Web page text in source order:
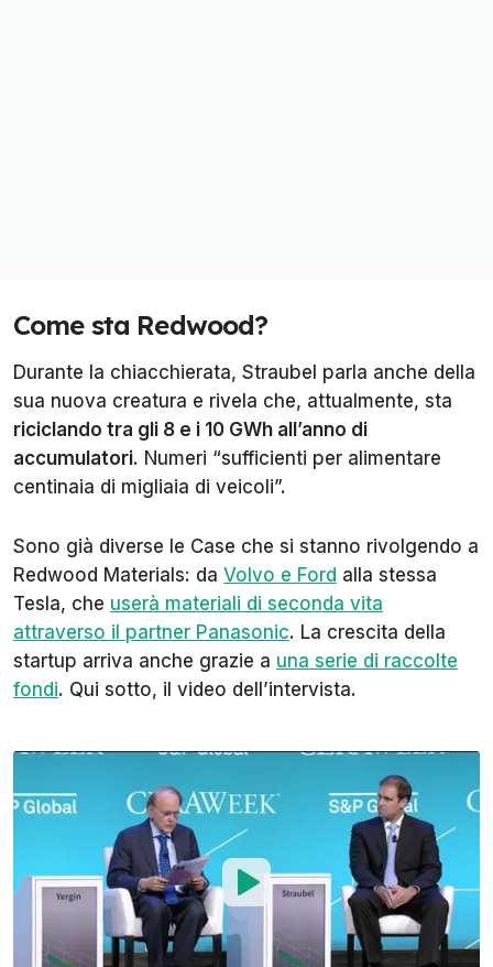
Come sta Redwood?
Durante la chiacchierata, Straubel parla anche della
sua nuova creatura e rivela che, attualmente, sta
riciclando tra gli 8 e i 10 GWh all’anno di
accumulatori. Numeri “sufficienti per alimentare
centinaia di migliaia di veicoli”.
Sono già diverse le Case che si stanno rivolgendo a
Redwood Materials: da Volvo e Ford alla stessa
Tesla, che userà materiali di seconda vita
attraverso il partner Panasonic. La crescita della
startup arriva anche grazie a una serie di raccolte
fondi. Qui sotto, il video dell’intervista.